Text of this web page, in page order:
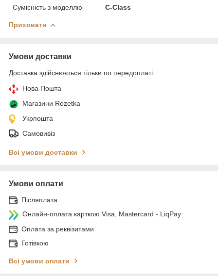
Сумісність з моделлю
C-Class
Приховати
Умови доставки
Доставка здійснюється тільки по передоплаті.
Нова Пошта
Магазини Rozetka
Укрпошта
Самовивіз
Всі умови доставки
Умови оплати
Післяплата
Онлайн-оплата карткою Visa, Mastercard - LiqPay
Оплата за реквізитами
Готівкою
Всі умови оплати